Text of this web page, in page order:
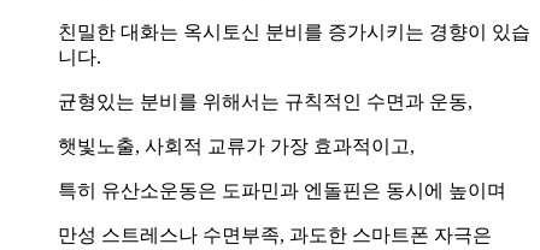
친밀한 대화는 옥시토신 분비를 증가시키는 경향이 있습
니다.
균형있는 분비를 위해서는 규칙적인 수면과 운동,
햇빛노출, 사회적 교류가 가장 효과적이고,
특히 유산소운동은 도파민과 엔돌핀은 동시에 높이며
만성 스트레스나 수면부족, 과도한 스마트폰 자극은